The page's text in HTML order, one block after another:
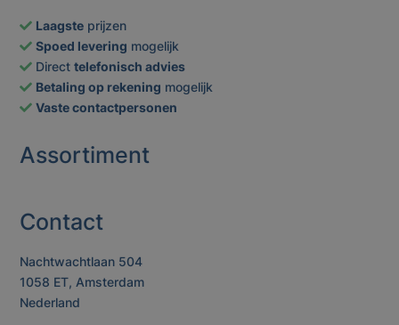
Laagste prijzen
Spoed levering mogelijk
Directtelefonisch advies
Betaling op rekening mogelijk
Vaste contactpersonen
Assortiment
Contact
Nachtwachtlaan 504
1058 ET, Amsterdam
Nederland